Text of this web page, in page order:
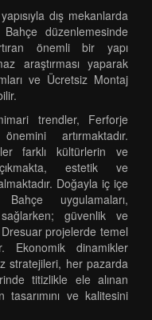
dış mekanlarda
düzenlemesinde
önemli bir yapı
araştırması yaparak
ve Ücretsiz Montaj
trendler, Ferforje
artırmaktadır.
farklı kültürlerin ve
estetik ve
Doğayla iç içe
uygulamaları,
güvenlik ve
projelerde temel
Ekonomik dinamikler
stratejileri, her pazarda
titizlikle ele alınan
ve kalitesini